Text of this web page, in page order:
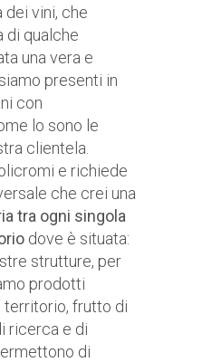
dei vini, che
di qualche
una vera e
presenti in
con
lo sono le
clientela.
e richiede
che crei una
tra ogni singola
dove è situata:
strutture, per
prodotti
frutto di
ricerca e di
di